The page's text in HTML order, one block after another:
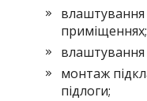
влаштування
приміщеннях;
монтаж
підлоги;